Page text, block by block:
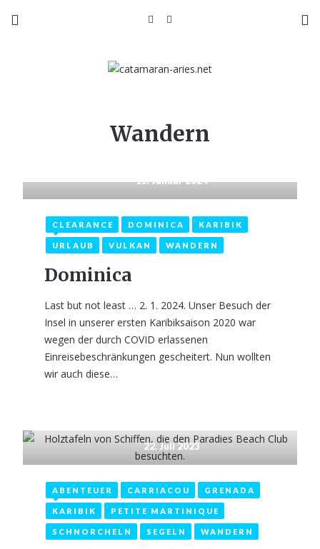
Wandern
15. Januar 2024
CLEARANCE DOMINICA KARIBIK
URLAUB VULKAN WANDERN
Dominica
Last but not least … 2. 1. 2024. Unser Besuch der
Insel in unserer ersten Karibiksaison 2020 war
wegen der durch COVID erlassenen
Einreisebeschränkungen gescheitert. Nun wollten
wir auch diese…
22. Juli 2023
ABENTEUER CARRIACOU GRENADA
KARIBIK PETITE MARTINIQUE
SCHNORCHELN SEGELN WANDERN